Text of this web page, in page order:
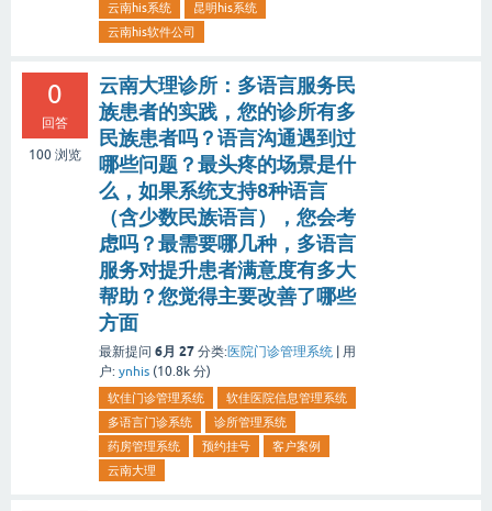
云南his系统
昆明his系统
云南his软件公司
0
回答
100 浏览
云南大理诊所：多语言服务民
族患者的实践，您的诊所有多
民族患者吗？语言沟通遇到过
哪些问题？最头疼的场景是什
么，如果系统支持8种语言
（含少数民族语言），您会考
虑吗？最需要哪几种，多语言
服务对提升患者满意度有多大
帮助？您觉得主要改善了哪些
方面
最新提问 6月 27 分类:医院门诊管理系统
用
户: ynhis (10.8k 分)
软佳门诊管理系统
软佳医院信息管理系统
多语言门诊系统
诊所管理系统
药房管理系统
预约挂号
客户案例
云南大理